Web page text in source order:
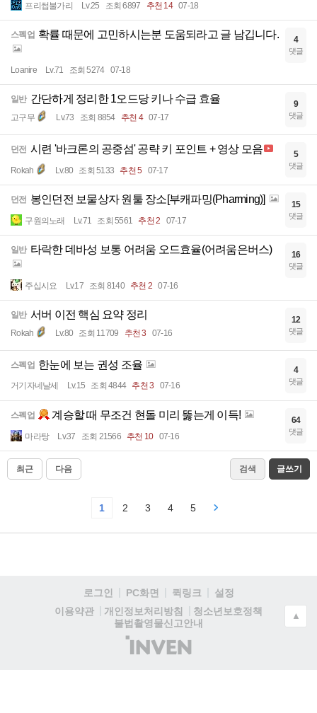
프리썹불가리 Lv.25 조회 6897 추천 14 07-18
스펙업 확률 때문에 고민하시는분 도움되라고 글 남깁니다.
Loanire Lv.71 조회 5274 07-18
4
댓글
일반 간단하게 정리한 1오드당 키나 수급 효율
고구무 Lv.73 조회 8854 추천 4 07-17
9
댓글
던전 시련 '바크론의 공중섬' 공략 키 포인트 + 영상 모음
Rokah Lv.80 조회 5133 추천 5 07-17
5
댓글
던전 봉인던전 보물상자 원툴 장소[부캐파밍(Pharming)]
구원의노래 Lv.71 조회 5561 추천 2 07-17
15
댓글
일반 타락한 데바성 보통 어려움 오드효율(어려움은버스)
주십시요 Lv.17 조회 8140 추천 2 07-16
16
댓글
일반 서버 이전 핵심 요약 정리
Rokah Lv.80 조회 11709 추천 3 07-16
12
댓글
스펙업 한눈에 보는 권성 조율
거기자네날세 Lv.15 조회 4844 추천 3 07-16
4
댓글
스펙업 계승할 때 무조건 현돌 미리 뚫는게 이득!
마라탕 Lv.37 조회 21566 추천 10 07-16
64
댓글
최근 다음 검색 글쓰기
1 2 3 4 5
로그인 PC화면 퀵링크
설정
이용약관
개인정보처리방침
청소년보호정책
불법촬영물신고안내
(주)
인
▲